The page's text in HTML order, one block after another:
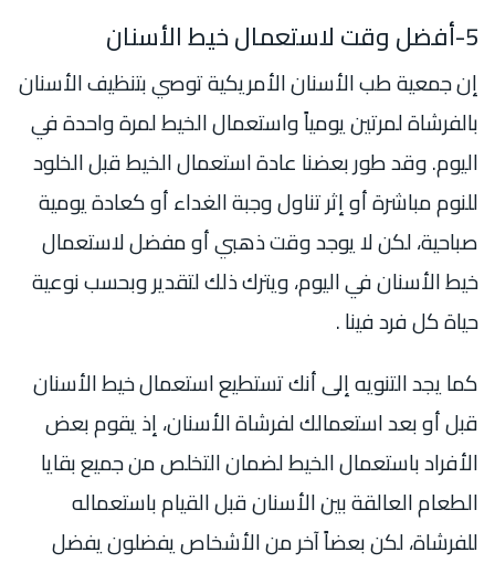
5-أفضل وقت لاستعمال خيط الأسنان
إن جمعية طب الأسنان الأمريكية توصي بتنظيف الأسنان
بالفرشاة لمرتين يومياً واستعمال الخيط لمرة واحدة في
اليوم. وقد طور بعضنا عادة استعمال الخيط قبل الخلود
للنوم مباشرة أو إثر تناول وجبة الغداء أو كعادة يومية
صباحية، لكن لا يوجد وقت ذهبي أو مفضل لاستعمال
خيط الأسنان في اليوم، ويترك ذلك لتقدير وبحسب نوعية
حياة كل فرد فينا .
كما يجد التنويه إلى أنك تستطيع استعمال خيط الأسنان
قبل أو بعد استعمالك لفرشاة الأسنان، إذ يقوم بعض
الأفراد باستعمال الخيط لضمان التخلص من جميع بقايا
الطعام العالقة بين الأسنان قبل القيام باستعماله
للفرشاة، لكن بعضاً آخر من الأشخاص يفضلون يفضل